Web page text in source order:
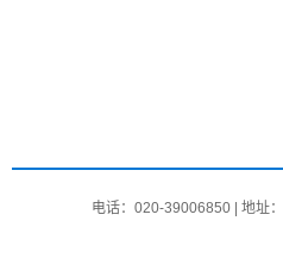
电话：020-39006850 | 地址